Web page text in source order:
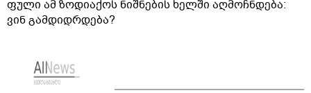
ფული ამ ზოდიაქოს ნიშნების ხელში აღმოჩნდება:
ვინ გამდიდრდება?